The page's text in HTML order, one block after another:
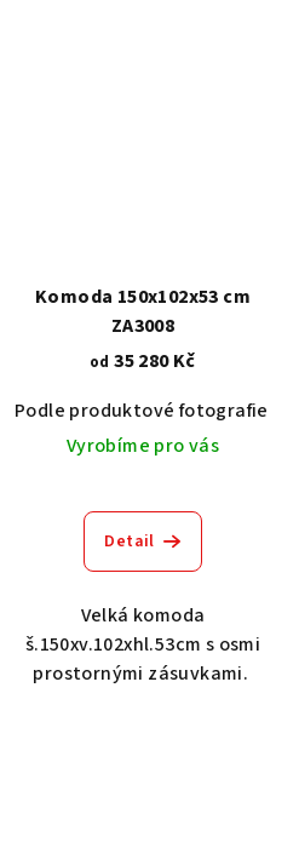
Komoda 150x102x53 cm
ZA3008
od 35 280 Kč
Podle produktové fotografie
Vyrobíme pro vás
Detail
Velká komoda
š.150xv.102xhl.53cm s osmi
prostornými zásuvkami.